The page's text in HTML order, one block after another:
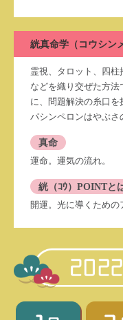
絖真命学（コウシン
霊視、タロット、四
などを織り交ぜた方
に、問題解決の糸口を
パシンペロンはやぶさ
真命
運命。運気の流れ。
絖（ｺｳ）POINTと
開運。光に導くための